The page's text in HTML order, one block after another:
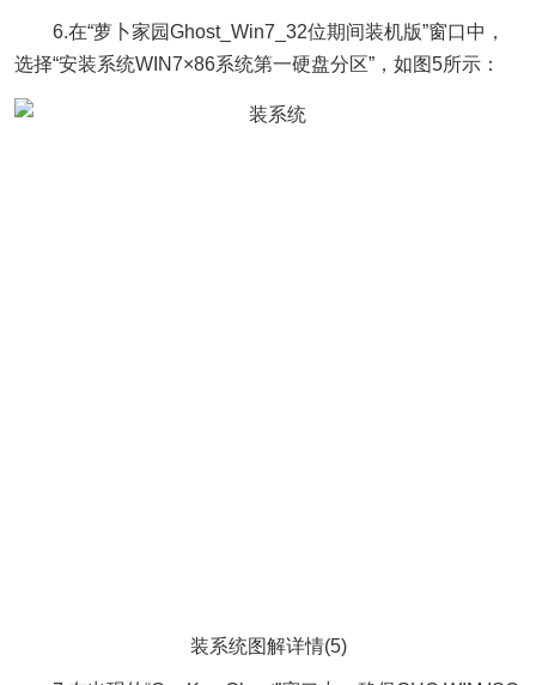
6.在“萝卜家园Ghost_Win7_32位期间装机版”窗口中，
选择“安装系统WIN7×86系统第一硬盘分区”，如图5所示：
装系统图解详情(5)